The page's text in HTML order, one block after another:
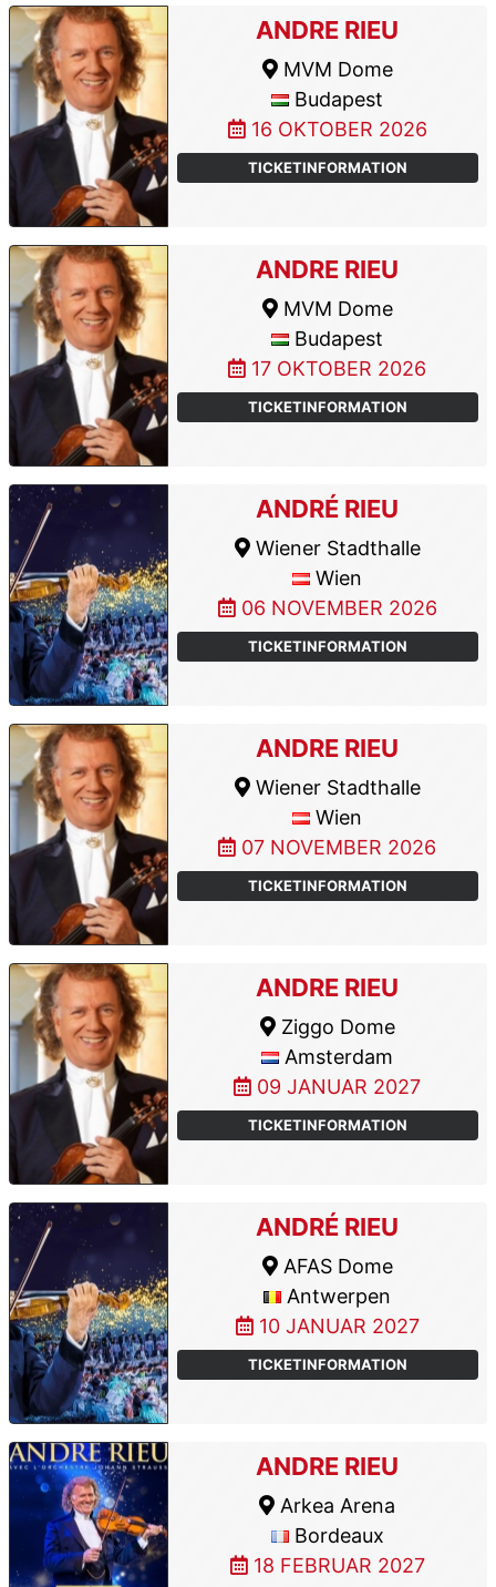
ANDRE RIEU
MVM Dome
Budapest
16 OKTOBER 2026
TICKETINFORMATION
ANDRE RIEU
MVM Dome
Budapest
17 OKTOBER 2026
TICKETINFORMATION
ANDRÉ RIEU
Wiener Stadthalle
Wien
06 NOVEMBER 2026
TICKETINFORMATION
ANDRE RIEU
Wiener Stadthalle
Wien
07 NOVEMBER 2026
TICKETINFORMATION
ANDRE RIEU
Ziggo Dome
Amsterdam
09 JANUAR 2027
TICKETINFORMATION
ANDRÉ RIEU
AFAS Dome
Antwerpen
10 JANUAR 2027
TICKETINFORMATION
ANDRE RIEU
Arkea Arena
Bordeaux
18 FEBRUAR 2027